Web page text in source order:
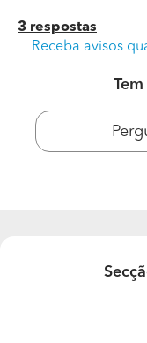
Outros Trabalhos
Necessito de
momento e de
3 respostas
Receba avisos